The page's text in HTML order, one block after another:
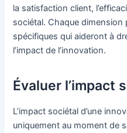
la satisfaction client,
sociétal. Chaque dimension
spécifiques qui aideront à
l’impact de l’innovation.
Évaluer l’impact
L’impact sociétal d’une
uniquement au moment de